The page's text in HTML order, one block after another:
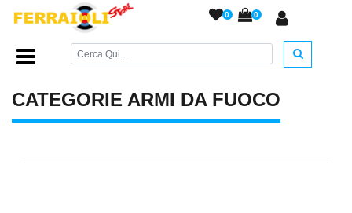
0 0
Home Page/ARMI DA FUOCO/
CATEGORIE ARMI DA FUOCO